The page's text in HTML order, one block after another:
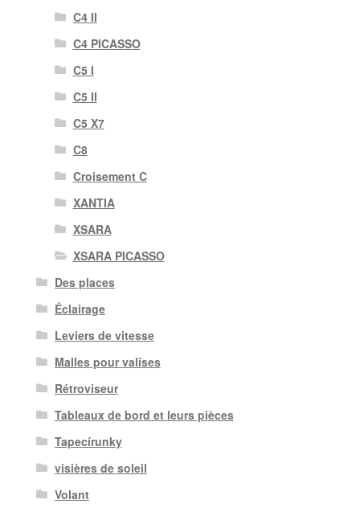
C4 II
C4 PICASSO
C5 I
C5 II
C5 X7
C8
Croisement C
XANTIA
XSARA
XSARA PICASSO
Des places
Éclairage
Leviers de vitesse
Malles pour valises
Rétroviseur
Tableaux de bord et leurs pièces
Tapecírunky
visières de soleil
Volant